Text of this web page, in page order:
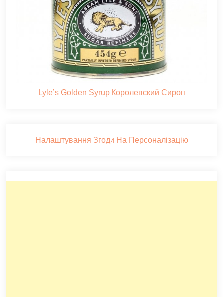
Lyle’s Golden Syrup Королевский Сироп
Налаштування Згоди На Персоналізацію